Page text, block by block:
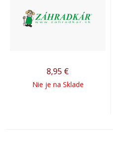
8,95 €
Nie je na Sklade